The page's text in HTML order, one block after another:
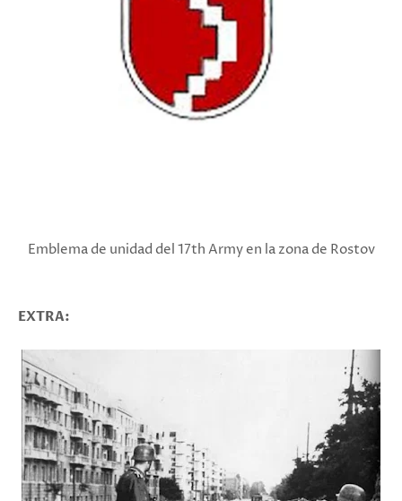
Emblema de unidad del17th Army en la zona de Rostov
EXTRA: